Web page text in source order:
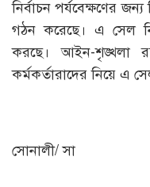
নির্বাচন পর্যবেক্ষণের
গঠন করেছে। এ সেল
করছে। আইন-শৃঙ্খলা
কর্মকর্তারাদের নিয়ে এ
সোনালী/ সা